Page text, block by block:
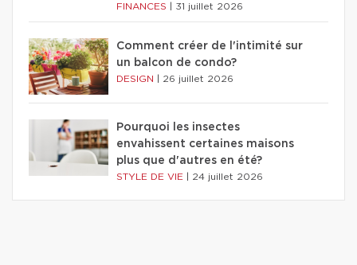
FINANCES 31 juillet 2026
Comment créer de l'intimité sur
un balcon de condo?
DESIGN 26 juillet 2026
Pourquoi les insectes
envahissent certaines maisons
plus que d'autres en été?
STYLE DE VIE 24 juillet 2026